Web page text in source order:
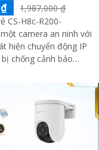
1,987,000 ₫
CS-H8c-R200-
camera an ninh với
hiện chuyển động IP
chống cảnh báo
còn được trang bị
DWDR công nghệ
Full Color 20m
kế nhỏ gọn xoay 360
cắm thẻ nhớ Micro SD
năng thu âm và phát